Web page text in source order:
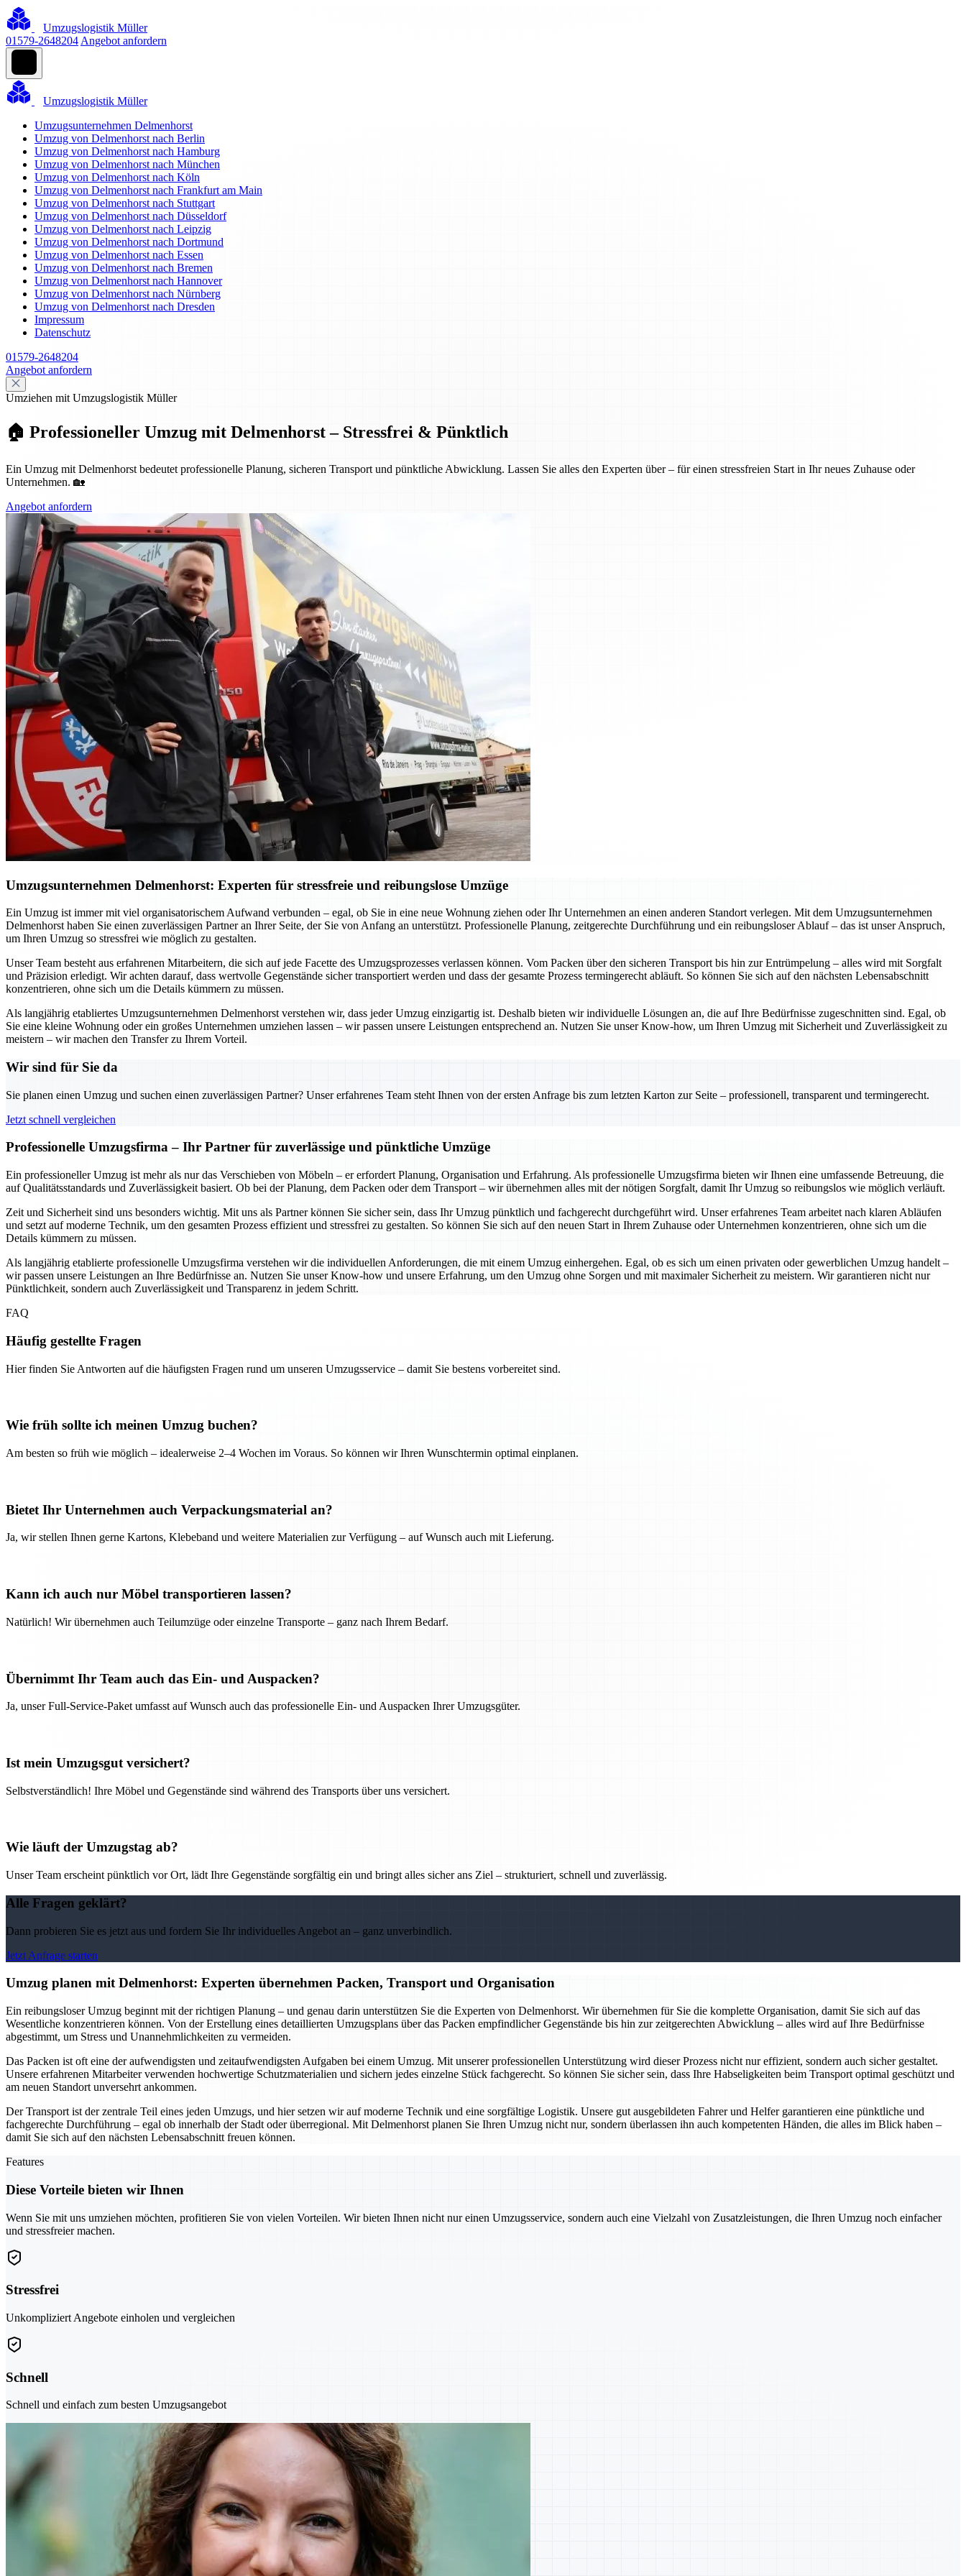
Umzugslogistik Müller
01579-2648204 Angebot anfordern
Umzugslogistik Müller
Umzugsunternehmen Delmenhorst
Umzug von Delmenhorst nach Berlin
Umzug von Delmenhorst nach Hamburg
Umzug von Delmenhorst nach München
Umzug von Delmenhorst nach Köln
Umzug von Delmenhorst nach Frankfurt am Main
Umzug von Delmenhorst nach Stuttgart
Umzug von Delmenhorst nach Düsseldorf
Umzug von Delmenhorst nach Leipzig
Umzug von Delmenhorst nach Dortmund
Umzug von Delmenhorst nach Essen
Umzug von Delmenhorst nach Bremen
Umzug von Delmenhorst nach Hannover
Umzug von Delmenhorst nach Nürnberg
Umzug von Delmenhorst nach Dresden
Impressum
Datenschutz
01579-2648204
Angebot anfordern
Umziehen mit Umzugslogistik Müller
🏠 Professioneller Umzug mit Delmenhorst – Stressfrei & Pünktlich
Ein Umzug mit Delmenhorst bedeutet professionelle Planung, sicheren Transport und pünktliche Abwicklung. Lassen Sie alles den Experten über – für einen stressfreien Start in Ihr neues Zuhause oder
Unternehmen. 🏡
Angebot anfordern
Umzugsunternehmen Delmenhorst: Experten für stressfreie und reibungslose Umzüge
Ein Umzug ist immer mit viel organisatorischem Aufwand verbunden – egal, ob Sie in eine neue Wohnung ziehen oder Ihr Unternehmen an einen anderen Standort verlegen. Mit dem Umzugsunternehmen
Delmenhorst haben Sie einen zuverlässigen Partner an Ihrer Seite, der Sie von Anfang an unterstützt. Professionelle Planung, zeitgerechte Durchführung und ein reibungsloser Ablauf – das ist unser Anspruch,
um Ihren Umzug so stressfrei wie möglich zu gestalten.
Unser Team besteht aus erfahrenen Mitarbeitern, die sich auf jede Facette des Umzugsprozesses verlassen können. Vom Packen über den sicheren Transport bis hin zur Entrümpelung – alles wird mit Sorgfalt
und Präzision erledigt. Wir achten darauf, dass wertvolle Gegenstände sicher transportiert werden und dass der gesamte Prozess termingerecht abläuft. So können Sie sich auf den nächsten Lebensabschnitt
konzentrieren, ohne sich um die Details kümmern zu müssen.
Als langjährig etabliertes Umzugsunternehmen Delmenhorst verstehen wir, dass jeder Umzug einzigartig ist. Deshalb bieten wir individuelle Lösungen an, die auf Ihre Bedürfnisse zugeschnitten sind. Egal, ob
Sie eine kleine Wohnung oder ein großes Unternehmen umziehen lassen – wir passen unsere Leistungen entsprechend an. Nutzen Sie unser Know-how, um Ihren Umzug mit Sicherheit und Zuverlässigkeit zu
meistern – wir machen den Transfer zu Ihrem Vorteil.
Wir sind für Sie da
Sie planen einen Umzug und suchen einen zuverlässigen Partner? Unser erfahrenes Team steht Ihnen von der ersten Anfrage bis zum letzten Karton zur Seite – professionell, transparent und termingerecht.
Jetzt schnell vergleichen
Professionelle Umzugsfirma – Ihr Partner für zuverlässige und pünktliche Umzüge
Ein professioneller Umzug ist mehr als nur das Verschieben von Möbeln – er erfordert Planung, Organisation und Erfahrung. Als professionelle Umzugsfirma bieten wir Ihnen eine umfassende Betreuung, die
auf Qualitätsstandards und Zuverlässigkeit basiert. Ob bei der Planung, dem Packen oder dem Transport – wir übernehmen alles mit der nötigen Sorgfalt, damit Ihr Umzug so reibungslos wie möglich verläuft.
Zeit und Sicherheit sind uns besonders wichtig. Mit uns als Partner können Sie sicher sein, dass Ihr Umzug pünktlich und fachgerecht durchgeführt wird. Unser erfahrenes Team arbeitet nach klaren Abläufen
und setzt auf moderne Technik, um den gesamten Prozess effizient und stressfrei zu gestalten. So können Sie sich auf den neuen Start in Ihrem Zuhause oder Unternehmen konzentrieren, ohne sich um die
Details kümmern zu müssen.
Als langjährig etablierte professionelle Umzugsfirma verstehen wir die individuellen Anforderungen, die mit einem Umzug einhergehen. Egal, ob es sich um einen privaten oder gewerblichen Umzug handelt –
wir passen unsere Leistungen an Ihre Bedürfnisse an. Nutzen Sie unser Know-how und unsere Erfahrung, um den Umzug ohne Sorgen und mit maximaler Sicherheit zu meistern. Wir garantieren nicht nur
Pünktlichkeit, sondern auch Zuverlässigkeit und Transparenz in jedem Schritt.
FAQ
Häufig gestellte Fragen
Hier finden Sie Antworten auf die häufigsten Fragen rund um unseren Umzugsservice – damit Sie bestens vorbereitet sind.
Wie früh sollte ich meinen Umzug buchen?
Am besten so früh wie möglich – idealerweise 2–4 Wochen im Voraus. So können wir Ihren Wunschtermin optimal einplanen.
Bietet Ihr Unternehmen auch Verpackungsmaterial an?
Ja, wir stellen Ihnen gerne Kartons, Klebeband und weitere Materialien zur Verfügung – auf Wunsch auch mit Lieferung.
Kann ich auch nur Möbel transportieren lassen?
Natürlich! Wir übernehmen auch Teilumzüge oder einzelne Transporte – ganz nach Ihrem Bedarf.
Übernimmt Ihr Team auch das Ein- und Auspacken?
Ja, unser Full-Service-Paket umfasst auf Wunsch auch das professionelle Ein- und Auspacken Ihrer Umzugsgüter.
Ist mein Umzugsgut versichert?
Selbstverständlich! Ihre Möbel und Gegenstände sind während des Transports über uns versichert.
Wie läuft der Umzugstag ab?
Unser Team erscheint pünktlich vor Ort, lädt Ihre Gegenstände sorgfältig ein und bringt alles sicher ans Ziel – strukturiert, schnell und zuverlässig.
Alle Fragen geklärt?
Dann probieren Sie es jetzt aus und fordern Sie Ihr individuelles Angebot an – ganz unverbindlich.
Jetzt Anfrage starten
Umzug planen mit Delmenhorst: Experten übernehmen Packen, Transport und Organisation
Ein reibungsloser Umzug beginnt mit der richtigen Planung – und genau darin unterstützen Sie die Experten von Delmenhorst. Wir übernehmen für Sie die komplette Organisation, damit Sie sich auf das
Wesentliche konzentrieren können. Von der Erstellung eines detaillierten Umzugsplans über das Packen empfindlicher Gegenstände bis hin zur zeitgerechten Abwicklung – alles wird auf Ihre Bedürfnisse
abgestimmt, um Stress und Unannehmlichkeiten zu vermeiden.
Das Packen ist oft eine der aufwendigsten und zeitaufwendigsten Aufgaben bei einem Umzug. Mit unserer professionellen Unterstützung wird dieser Prozess nicht nur effizient, sondern auch sicher gestaltet.
Unsere erfahrenen Mitarbeiter verwenden hochwertige Schutzmaterialien und sichern jedes einzelne Stück fachgerecht. So können Sie sicher sein, dass Ihre Habseligkeiten beim Transport optimal geschützt und
am neuen Standort unversehrt ankommen.
Der Transport ist der zentrale Teil eines jeden Umzugs, und hier setzen wir auf moderne Technik und eine sorgfältige Logistik. Unsere gut ausgebildeten Fahrer und Helfer garantieren eine pünktliche und
fachgerechte Durchführung – egal ob innerhalb der Stadt oder überregional. Mit Delmenhorst planen Sie Ihren Umzug nicht nur, sondern überlassen ihn auch kompetenten Händen, die alles im Blick haben –
damit Sie sich auf den nächsten Lebensabschnitt freuen können.
Features
Diese Vorteile bieten wir Ihnen
Wenn Sie mit uns umziehen möchten, profitieren Sie von vielen Vorteilen. Wir bieten Ihnen nicht nur einen Umzugsservice, sondern auch eine Vielzahl von Zusatzleistungen, die Ihren Umzug noch einfacher
und stressfreier machen.
Stressfrei
Unkompliziert Angebote einholen und vergleichen
Schnell
Schnell und einfach zum besten Umzugsangebot